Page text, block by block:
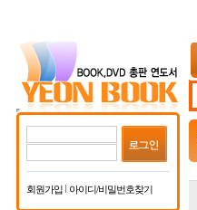
회원가입 아이디/비밀번호찾기